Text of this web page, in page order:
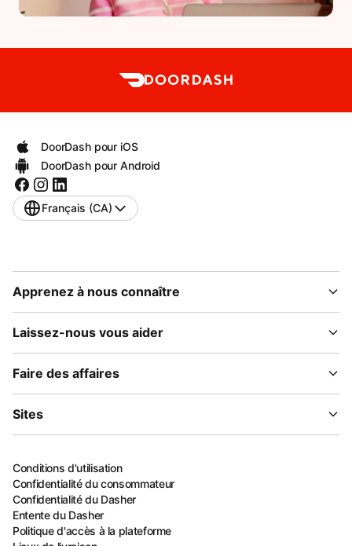
DoorDash pour iOS
DoorDash pour Android
Français (CA)
Apprenez à nous connaître
Laissez-nous vous aider
Faire des affaires
Sites
Conditions d'utilisation
Confidentialité du consommateur
Confidentialité du Dasher
Entente du Dasher
Politique d'accès à la plateforme